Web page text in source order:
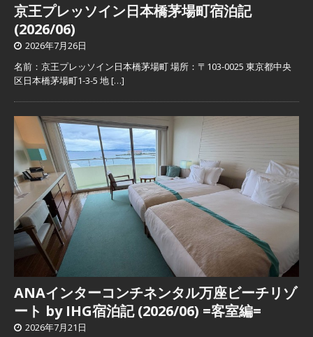
京王プレッソイン日本橋茅場町宿泊記
(2026/06)
2026年7月26日
名前：京王プレッソイン日本橋茅場町 場所：〒103-0025 東京都中央
区日本橋茅場町1-3-5 地[…]
ANAインターコンチネンタル万座ビーチリゾ
ート by IHG宿泊記 (2026/06) =客室編=
2026年7月21日